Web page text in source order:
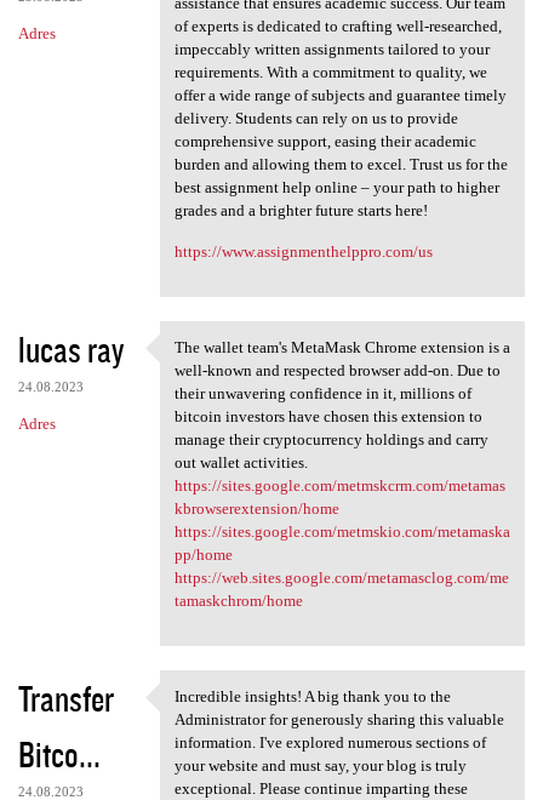
Adres
of experts is dedicated to crafting well-researched,
impeccably written assignments tailored to your
requirements. With a commitment to quality, we
offer a wide range of subjects and guarantee timely
delivery. Students can rely on us to provide
comprehensive support, easing their academic
burden and allowing them to excel. Trust us for the
best assignment help online – your path to higher
grades and a brighter future starts here!
https://www.assignmenthelppro.com/us
lucas ray
24.08.2023
Adres
The wallet team's MetaMask
The wallet team's MetaMask Chrome extension is a
well-known and respected browser add-on. Due to
their unwavering confidence in it, millions of
bitcoin investors have chosen this extension to
manage their cryptocurrency holdings and carry
out wallet activities.
https://sites.google.com/metmskcrm.com/metamas
kbrowserextension/home
https://sites.google.com/metmskio.com/metamaska
pp/home
https://web.sites.google.com/metamasclog.com/me
tamaskchrom/home
Transfer
Bitco...
24.08.2023
Incredible insights! A big
Incredible insights! A big thank you to the
Administrator for generously sharing this valuable
information. I've explored numerous sections of
your website and must say, your blog is truly
exceptional. Please continue imparting these